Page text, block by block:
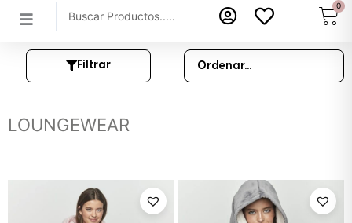
Search
...
0
Filtrar
LOUNGEWEAR